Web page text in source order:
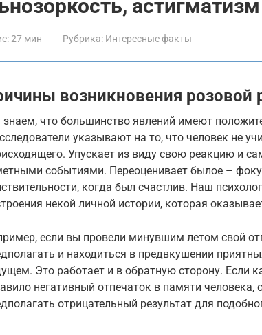
астигматизм
27 мин Рубрика: Интересные факты
возникновения розовой
что большинство явлений имеют
указывают на то, что человек не
Упускает из виду свою реакцию и
событиями. Переоценивает былое –
когда был счастлив. Наш
некой личной истории, которая
если вы провели минувшим летом свой
и находиться в предвкушении
Это работает и в обратную сторону. Если
негативный отпечаток в памяти
отрицательный результат для